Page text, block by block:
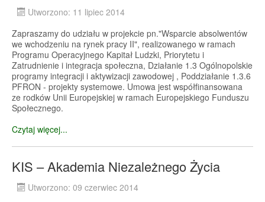
Utworzono: 11 lipiec 2014
Zapraszamy do udziału w projekcie pn."Wsparcie absolwentów
we wchodzeniu na rynek pracy II", realizowanego w ramach
Programu Operacyjnego Kapitał Ludzki, Priorytetu i
Zatrudnienie i integracja społeczna, Działanie 1.3 Ogólnopolskie
programy integracji i aktywizacji zawodowej , Poddziałanie 1.3.6
PFRON - projekty systemowe. Umowa jest współfinansowana
ze rodków Unii Europejskiej w ramach Europejskiego Funduszu
Społecznego.
Czytaj więcej...
KIS – Akademia Niezależnego Życia
Utworzono: 09 czerwiec 2014